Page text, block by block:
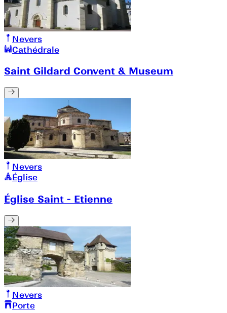
Nevers
Cathédrale
Saint Gildard Convent & Museum
Nevers
Église
Église Saint - Etienne
Nevers
Porte